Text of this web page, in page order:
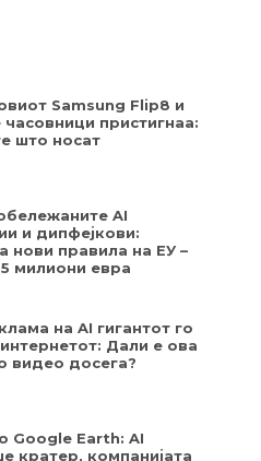
Samsung Flip8 и
часовници пристигнаа:
што носат
AI
и дипфејкови:
нови правила на ЕУ –
милиони евра
на AI гигантот го
Дали е ова
видео досега?
Google Earth: AI
кратер, компанијата